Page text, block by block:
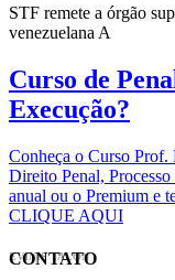
STF remete a órgão
venezuelana A
Curso de
Execução?
Conheça o Curso Prof.
Direito Penal,
anual ou o Premium e
CLIQUE AQUI
EVINIS TALON
CONTATO